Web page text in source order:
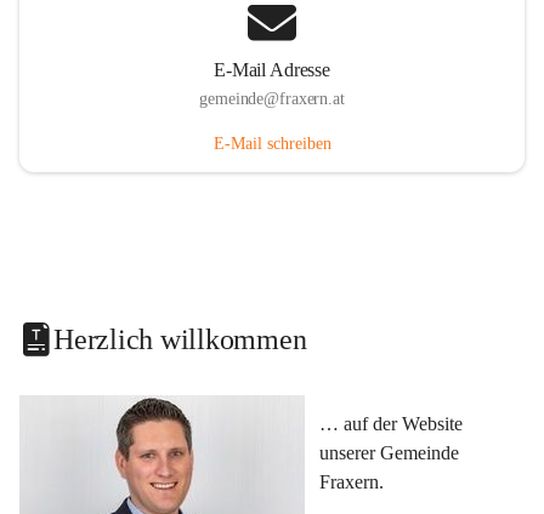
E-Mail Adresse
gemeinde@fraxern.at
E-Mail schreiben
Herzlich willkommen
… auf der Website
unserer Gemeinde
Fraxern.